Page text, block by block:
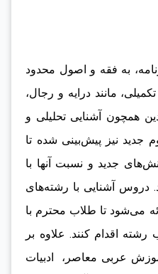
به فقه و اصول محدود
مانند درایه و رجال،
همچون آشنایی تحلیلی و
جدید نیز پیش‌بینی شده تا
جدید و نسبت آنها با
دروس آشنایی با رشته‌های
می‌شود تا طلاب محترم با
اقدام کنند. علاوه بر
عربی معاصر، ادبیات